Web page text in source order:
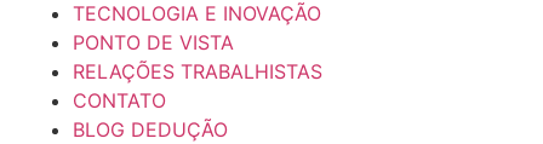
TECNOLOGIA E INOVAÇÃO
PONTO DE VISTA
RELAÇÕES TRABALHISTAS
CONTATO
BLOG DEDUÇÃO